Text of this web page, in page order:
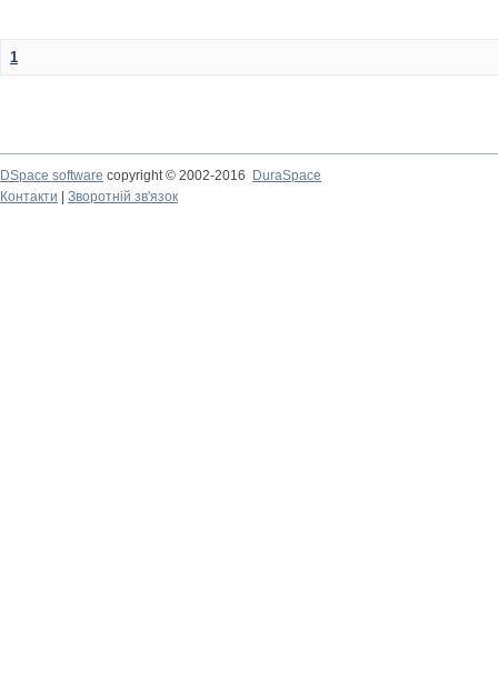
1
DSpace software copyright © 2002-2016
DuraSpace
Контакти
Зворотній зв'язок